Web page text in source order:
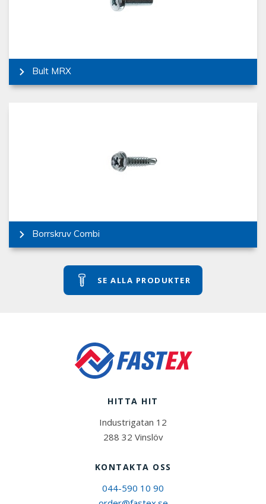
Bult MRX
Borrskruv Combi
SE ALLA PRODUKTER
HITTA HIT
Industrigatan 12
288 32 Vinslöv
KONTAKTA OSS
044-590 10 90